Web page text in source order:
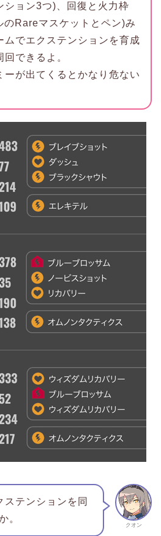
ション3つ)、回復と火力枠
のRareマスケットとペン)み
ムでエクステンションを育成
回できるよ。
ーが出てくるとかなり危ない
クオン
ステンションを同
。